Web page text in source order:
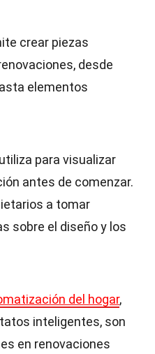
crear piezas
desde
elementos
para visualizar
antes de comenzar.
a tomar
sobre el diseño y los
del hogar,
inteligentes, son
en renovaciones